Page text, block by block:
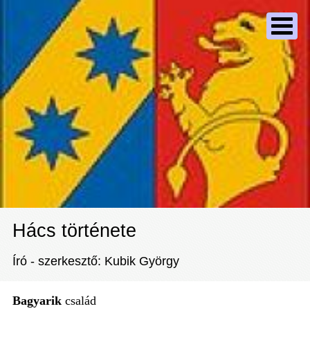
Hács története
Író - szerkesztő: Kubik György
Bagyarik család